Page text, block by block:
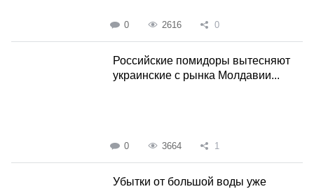
0 2616 0
Российские помидоры вытесняют
украинские с рынка Молдавии...
0 3664 1
Убытки от большой воды уже